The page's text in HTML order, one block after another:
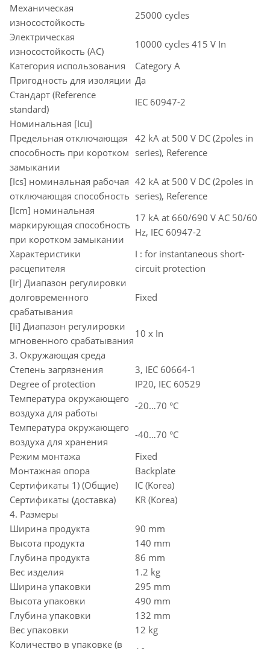
Механическая
износостойкость
25000 cycles
Электрическая
износостойкость (AC)
10000 cycles 415 V In
Категория использования
Category A
Пригодность для изоляции Да
Стандарт (Reference
standard)
IEC 60947-2
Номинальная [Icu]
Предельная отключающая
способность при коротком
замыкании
42 kA at 500 V DC (2poles in
series), Reference
[Ics] номинальная рабочая
отключающая способность
42 kA at 500 V DC (2poles in
series), Reference
[Icm] номинальная
маркирующая способность
при коротком замыкании
17 kA at 660/690 V AC 50/60
Hz, IEC 60947-2
Характеристики
расцепителя
I : for instantaneous short-
circuit protection
[Ir] Диапазон регулировки
долговременного
срабатывания
Fixed
[Ii] Диапазон регулировки
мгновенного срабатывания
10 x In
3. Окружающая среда
Степень загрязнения
3, IEC 60664-1
Degree of protection
IP20, IEC 60529
Температура окружающего
воздуха для работы
-20…70 °C
Температура окружающего
воздуха для хранения
-40…70 °C
Режим монтажа
Fixed
Монтажная опора
Backplate
Сертификаты 1) (Общие)
IC (Korea)
Сертификаты (доставка)
KR (Korea)
4. Размеры
Ширина продукта
90 mm
Высота продукта
140 mm
Глубина продукта
86 mm
Вес изделия
1.2 kg
Ширина упаковки
295 mm
Высота упаковки
490 mm
Глубина упаковки
132 mm
Вес упаковки
12 kg
Количество в упаковке (в